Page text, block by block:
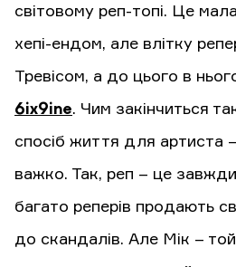
світовому реп-топі. Це
хепі-ендом, але влітку
Тревісом, а до цього в
6ix9ine. Чим закінчиться
спосіб життя для артиста
важко. Так, реп – це
багато реперів продають
до скандалів. Але Мік –